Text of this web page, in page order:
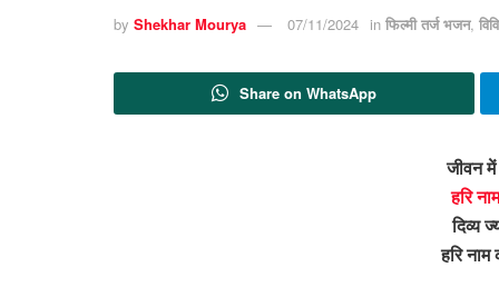
by Shekhar Mourya 07/11/2024 in फिल्मी तर्ज भजन,
Share on WhatsApp
जीवन में
हरि नाम
दिव्य
हरि